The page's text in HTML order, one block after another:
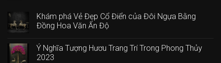
Khám phá Vẻ Đẹp Cổ Điển của Đôi Ngựa Bằng
Đồng Hoa Văn Ấn Độ
Ý Nghĩa Tượng Hươu Trang Trí Trong Phong Thủy
2023